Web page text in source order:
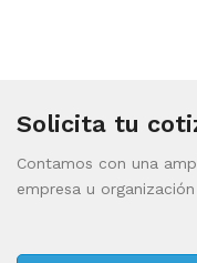
Solicita tu
Contamos con una
empresa u organización